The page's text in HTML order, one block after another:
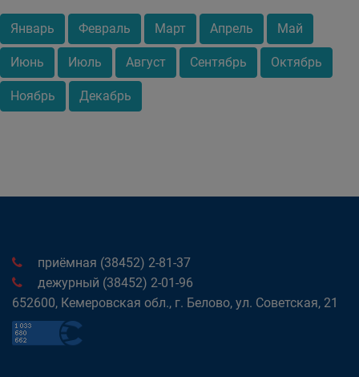
Январь Февраль Март Апрель Май
Июнь Июль Август Сентябрь Октябрь
Ноябрь Декабрь
приёмная (38452) 2-81-37
дежурный (38452) 2-01-96
652600, Кемеровская обл., г. Белово, ул. Советская, 21